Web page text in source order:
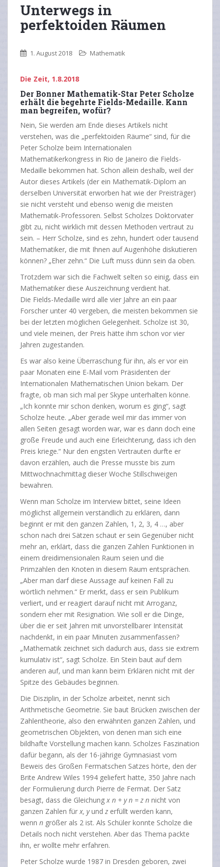
Unterwegs in
perfektoiden Räumen
1. August 2018 Mathematik
Die Zeit, 1.8.2018
Der Bonner Mathematik-Star Peter Scholze
erhält die begehrte Fields-Medaille. Kann
man begreifen, wofür?
Nein, Sie werden am Ende dieses Artikels nicht
verstehen, was die „perfektoiden Räume“ sind, für die
Peter Scholze beim Internationalen
Mathematikerkongress in Rio de Janeiro die Fields-
Medaille bekommen hat. Schon allein deshalb, weil der
Autor dieses Artikels (der ein Mathematik-Diplom an
derselben Universität erworben hat wie der Preisträger)
sie nicht versteht und ebenso wenig die meisten
Mathematik-Professoren. Selbst Scholzes Doktorvater
gibt zu, nicht wirklich mit dessen Methoden vertraut zu
sein. – Herr Scholze, sind es zehn, hundert oder tausend
Mathematiker, die mit Ihnen auf Augenhöhe diskutieren
können? „Eher zehn.“ Die Luft muss dünn sein da oben.
Trotzdem war sich die Fachwelt selten so einig, dass ein
Mathematiker diese Auszeichnung verdient hat.
Die Fields-Medaille wird alle vier Jahre an ein paar
Forscher unter 40 vergeben, die meisten bekommen sie
bei der letzten möglichen Gelegenheit. Scholze ist 30,
und viele meinen, der Preis hätte ihm schon vor vier
Jahren zugestanden.
Es war also keine Überraschung für ihn, als er vor ein
paar Monaten eine E-Mail vom Präsidenten der
Internationalen Mathematischen Union bekam. Der
fragte, ob man sich mal per Skype unterhalten könne.
„Ich konnte mir schon denken, worum es ging“, sagt
Scholze heute. „Aber gerade weil mir das immer von
allen Seiten gesagt worden war, war es dann doch eine
große Freude und auch eine Erleichterung, dass ich den
Preis kriege.“ Nur den engsten Vertrauten durfte er
davon erzählen, auch die Presse musste bis zum
Mittwochnachmittag dieser Woche Stillschweigen
bewahren.
Wenn man Scholze im Interview bittet, seine Ideen
möglichst allgemein verständlich zu erklären, dann
beginnt er mit den ganzen Zahlen, 1, 2, 3, 4 …, aber
schon nach drei Sätzen schaut er sein Gegenüber nicht
mehr an, erklärt, dass die ganzen Zahlen Funktionen in
einem dreidimensionalen Raum seien und die
Primzahlen den Knoten in diesem Raum entsprächen.
„Aber man darf diese Aussage auf keinen Fall zu
wörtlich nehmen.“ Er merkt, dass er sein Publikum
verliert, und er reagiert darauf nicht mit Arroganz,
sondern eher mit Resignation. Wie soll er die Dinge,
über die er seit Jahren mit unvorstellbarer Intensität
nachdenkt, in ein paar Minuten zusammenfassen?
„Mathematik zeichnet sich dadurch aus, dass sie extrem
kumulativ ist“, sagt Scholze. Ein Stein baut auf dem
anderen auf, und man kann beim Erklären nicht mit der
Spitze des Gebäudes beginnen.
Die Disziplin, in der Scholze arbeitet, nennt sich
Arithmetische Geometrie. Sie baut Brücken zwischen der
Zahlentheorie, also den erwähnten ganzen Zahlen, und
geometrischen Objekten, von denen man sich eine
bildhafte Vorstellung machen kann. Scholzes Faszination
dafür begann, als der 16-jährige Gymnasiast vom
Beweis des Großen Fermatschen Satzes hörte, den der
Brite Andrew Wiles 1994 geliefert hatte, 350 Jahre nach
der Formulierung durch Pierre de Fermat. Der Satz
besagt, dass die Gleichungx n + y n = z n nicht von
ganzen Zahlen fürx, yund z erfüllt werden kann,
wenn n größer als 2 ist. Als Schüler konnte Scholze die
Details noch nicht verstehen. Aber das Thema packte
ihn, er wollte mehr erfahren.
Peter Scholze wurde 1987 in Dresden geboren, zwei